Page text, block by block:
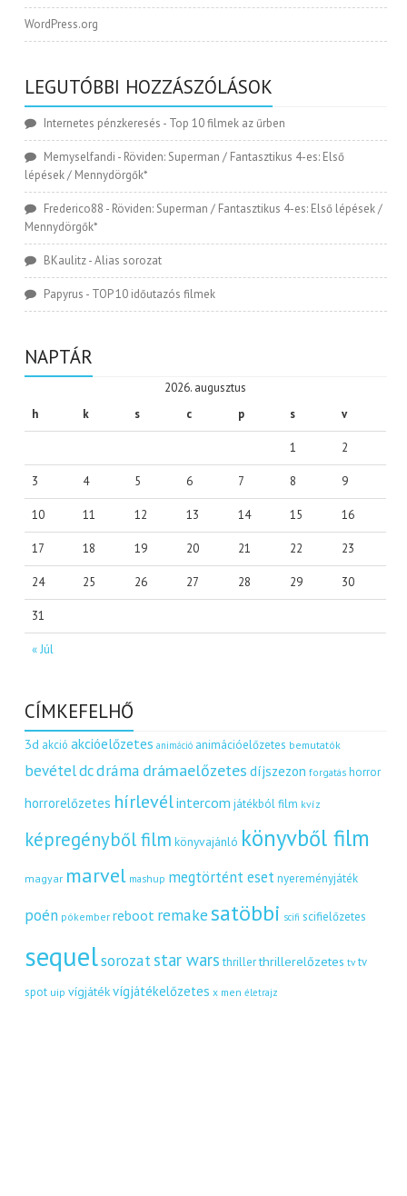
WordPress.org
LEGUTÓBBI HOZZÁSZÓLÁSOK
Internetes pénzkeresés - Top 10 filmek az űrben
Memyselfandi - Röviden: Superman / Fantasztikus 4-es: Első
lépések / Mennydörgők*
Frederico88 - Röviden: Superman / Fantasztikus 4-es: Első lépések /
Mennydörgők*
BKaulitz-Alias sorozat
Papyrus - TOP 10 időutazós filmek
NAPTÁR
2026. augusztus
h
k s c p s v
« Júl
1 2
3 4 5 6 7 8 9
10 11 12 13 14 15 16
17 18 19 20 21 22 23
24 25 26 27 28 29 30
31
CÍMKEFELHŐ
3d akció akcióelőzetes animáció animációelőzetes bemutatók
bevételdcdráma drámaelőzetes díjszezon forgatás horror
horrorelőzetes hírlevélintercom játékból film kvíz
képregényből film könyvajánló könyvből film
magyar marvel mashup megtörtént eset nyereményjáték
poén pókember reboot remakesatöbbi scifi scifielőzetes
sequelsorozatstar wars thriller thrillerelőzetes tv tv
spot uip vígjátékvígjátékelőzetes x men életrajz